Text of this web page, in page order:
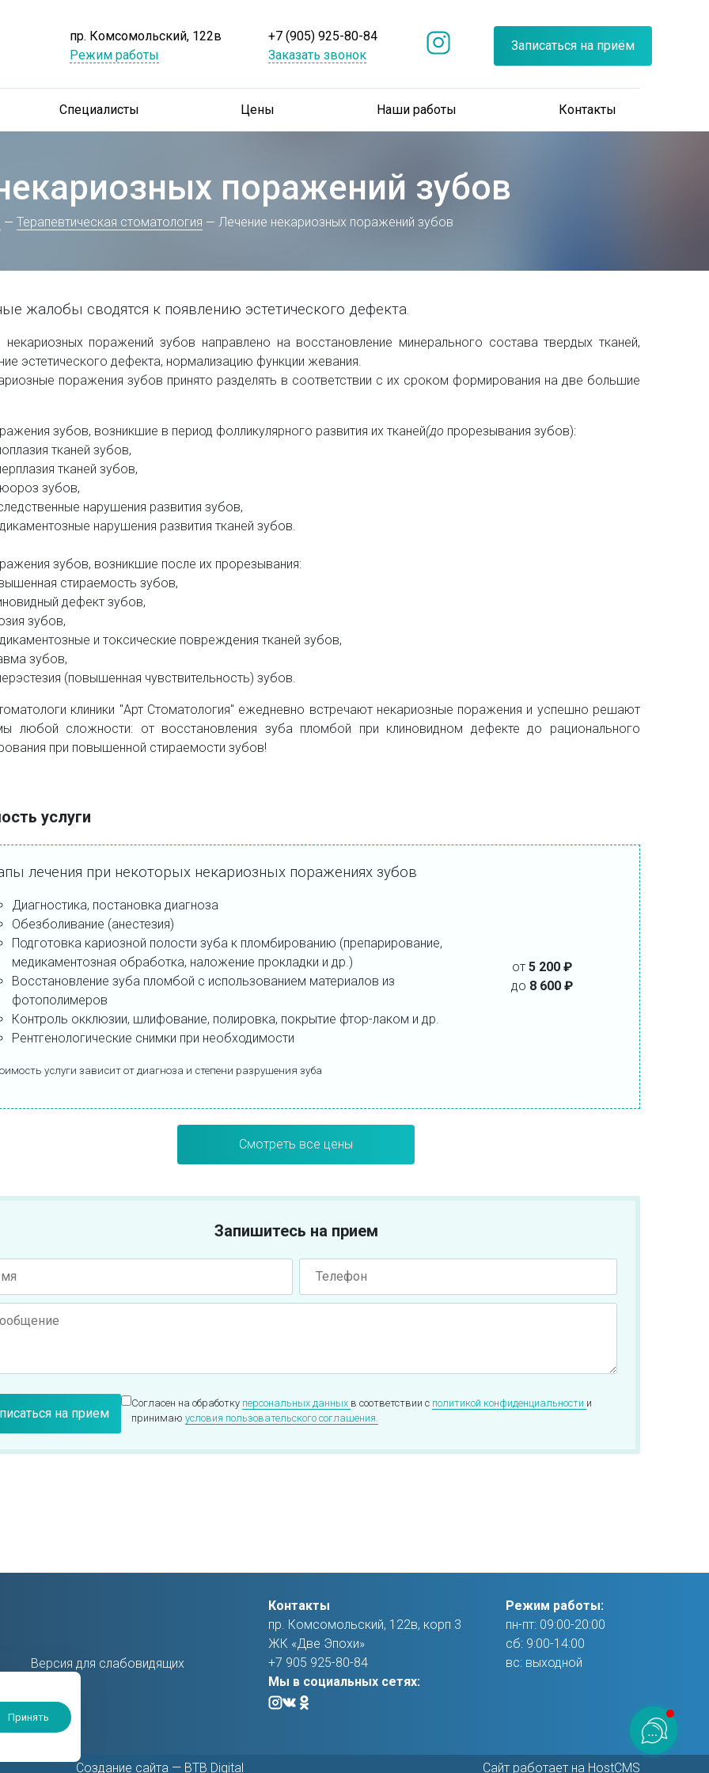
пр. Комсомольский, 122в
Режим работы
+7 (905) 925-80-84
Заказать звонок
Записаться на приём
Специалисты Цены Наши работы Контакты
поражений зубов
Терапевтическая стоматология Лечение некариозных поражений зубов
жалобы сводятся к появлению эстетического дефекта.
некариозных поражений зубов направлено на восстановление минерального состава твердых тканей,
эстетического дефекта, нормализацию функции жевания.
поражения зубов принято разделять в соответствии с их сроком формирования на две большие
зубов, возникшие в период фолликулярного развития их тканей(до прорезывания зубов):
тканей зубов,
тканей зубов,
зубов,
нарушения развития зубов,
нарушения развития тканей зубов.
зубов, возникшие после их прорезывания:
стираемость зубов,
дефект зубов,
зубов,
и токсические повреждения тканей зубов,
зубов,
(повышенная чувствительность) зубов.
клиники "Арт Стоматология" ежедневно встречают некариозные поражения и успешно решают
любой сложности: от восстановления зуба пломбой при клиновидном дефекте до рационального
при повышенной стираемости зубов!
услуги
лечения при некоторых некариозных поражениях зубов
Диагностика, постановка диагноза
Обезболивание (анестезия)
Подготовка кариозной полости зуба к пломбированию (препарирование,
медикаментозная обработка, наложение прокладки и др.)
Восстановление зуба пломбой с использованием материалов из
фотополимеров
Контроль окклюзии, шлифование, полировка, покрытие фтор-лаком и др.
Рентгенологические снимки при необходимости
услуги зависит от диагноза и степени разрушения зуба
от5 200 ₽
до 8600 ₽
Смотреть все цены
Запишитесь на прием
Согласен на обработку персональных данных в соответствии с политикой конфиденциальности и
принимаю условия пользовательского соглашения.
Версия для слабовидящих
Контакты
пр. Комсомольский, 122в, корп 3
ЖК «Две Эпохи»
+7 905 925-80-84
Мы в социальных сетях:
Режим работы:
пн-пт: 09:00-20:00
сб: 9:00-14:00
вс: выходной
Создание сайта — BTB Digital Сайт работает на HostCMS
Принять